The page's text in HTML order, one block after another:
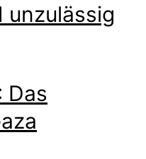
unzulässig
Das